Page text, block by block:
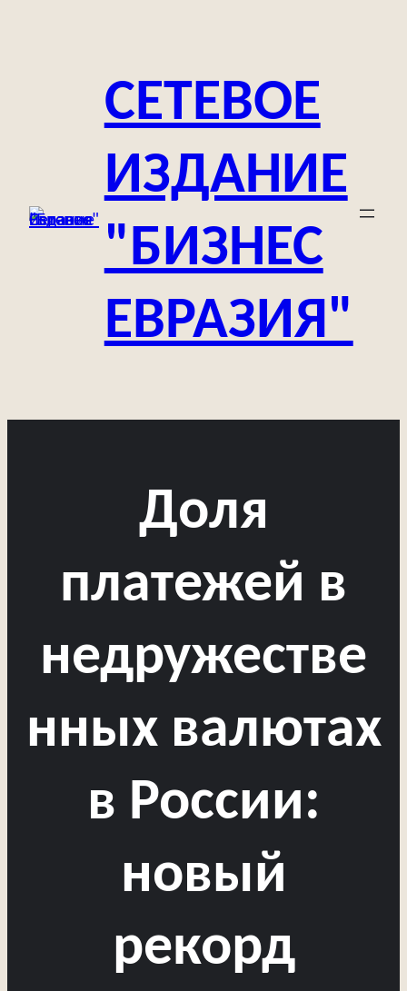
содержимомуСЕТЕВОЕ
ИЗДАНИЕ
"БИЗНЕС
ЕВРАЗИЯ"
Доля
платежей в
недружестве
нных валютах
в России:
новый
рекорд